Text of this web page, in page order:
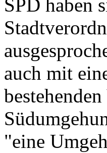
SPD haben
auch mit
"eine